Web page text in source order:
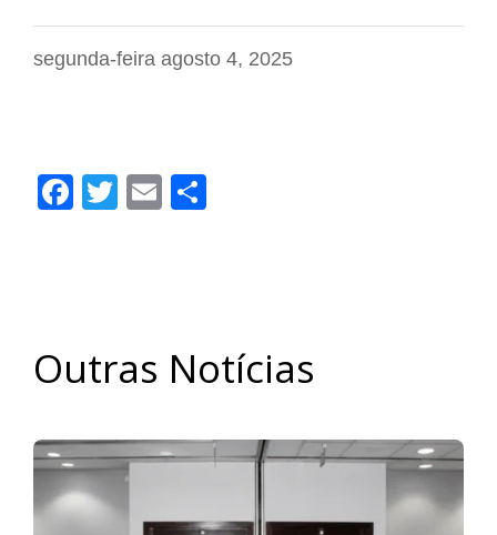
segunda-feira agosto 4, 2025
Facebook
Twitter
Email
Outras Notícias